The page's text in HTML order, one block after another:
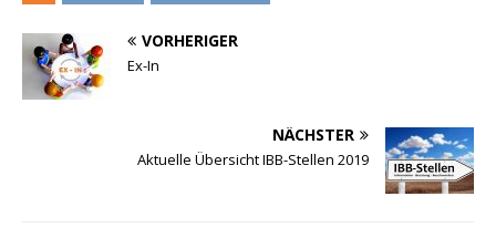
VORHERIGER
Ex-In
NÄCHSTER
Aktuelle Übersicht IBB-Stellen 2019